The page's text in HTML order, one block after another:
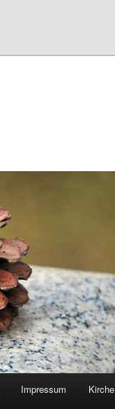
Impressum Kirche